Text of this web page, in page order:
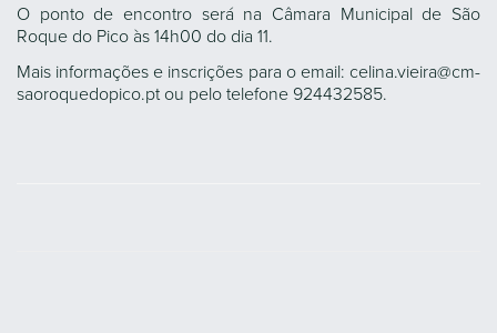
O ponto de encontro será na Câmara Municipal de São
Roque do Pico às 14h00 do dia 11.
Mais informações e inscrições para o email: celina.vieira@cm-
saoroquedopico.pt ou pelo telefone 924432585.